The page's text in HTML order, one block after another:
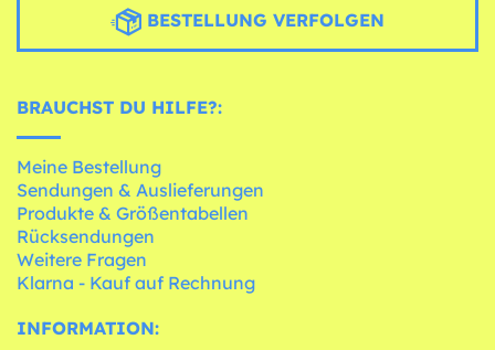
BESTELLUNG VERFOLGEN
BRAUCHST DU HILFE?:
Meine Bestellung
Sendungen & Auslieferungen
Produkte & Größentabellen
Rücksendungen
Weitere Fragen
Klarna - Kauf auf Rechnung
INFORMATION: